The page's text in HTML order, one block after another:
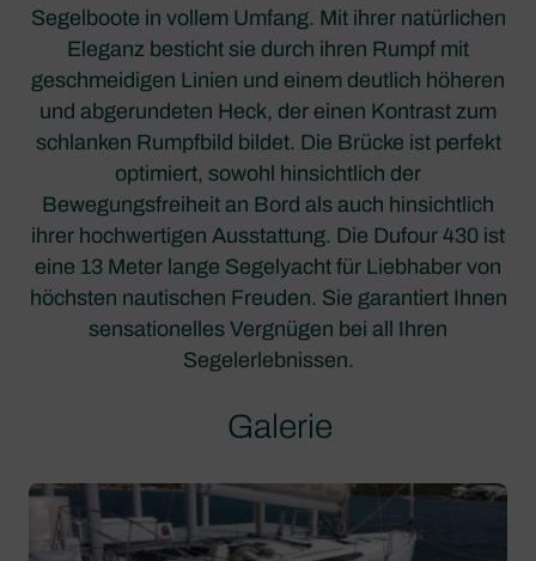
Segelboote in vollem Umfang. Mit ihrer natürlichen
Eleganz besticht sie durch ihren Rumpf mit
geschmeidigen Linien und einem deutlich höheren
und abgerundeten Heck, der einen Kontrast zum
schlanken Rumpfbild bildet. Die Brücke ist perfekt
optimiert, sowohl hinsichtlich der
Bewegungsfreiheit an Bord als auch hinsichtlich
ihrer hochwertigen Ausstattung. Die Dufour 430 ist
eine 13 Meter lange Segelyacht für Liebhaber von
höchsten nautischen Freuden. Sie garantiert Ihnen
sensationelles Vergnügen bei all Ihren
Segelerlebnissen.
Galerie